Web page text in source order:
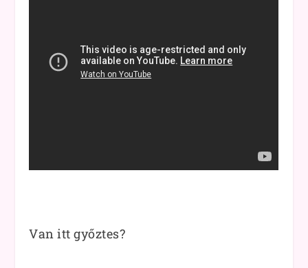
Van itt győztes?